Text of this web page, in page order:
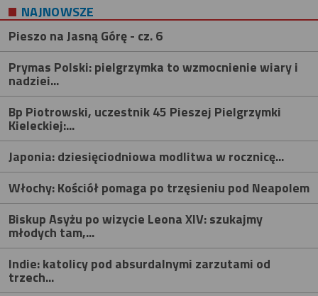
NAJNOWSZE
Pieszo na Jasną Górę - cz. 6
Prymas Polski: pielgrzymka to wzmocnienie wiary i
nadziei...
Bp Piotrowski, uczestnik 45 Pieszej Pielgrzymki
Kieleckiej:...
Japonia: dziesięciodniowa modlitwa w rocznicę...
Włochy: Kościół pomaga po trzęsieniu pod Neapolem
Biskup Asyżu po wizycie Leona XIV: szukajmy
młodych tam,...
Indie: katolicy pod absurdalnymi zarzutami od
trzech...